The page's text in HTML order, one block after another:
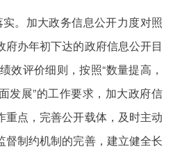
。加大政务信息公开力度对照
府办年初下达的政府信息公开目
效评价细则，按照“数量提高，
发展”的工作要求，加大政府信
重点，完善公开载体，及时主动
督制约机制的完善，建立健全长